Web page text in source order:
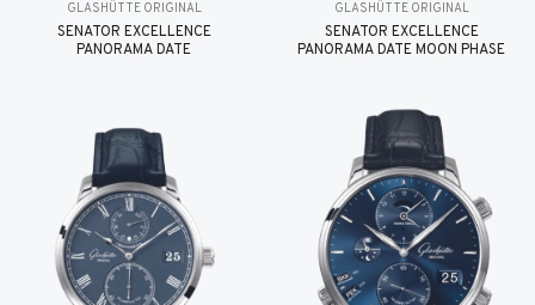
GLASHÜTTE ORIGINAL
SENATOR EXCELLENCE
PANORAMA DATE
GLASHÜTTE ORIGINAL
SENATOR EXCELLENCE
PANORAMA DATE MOON PHASE